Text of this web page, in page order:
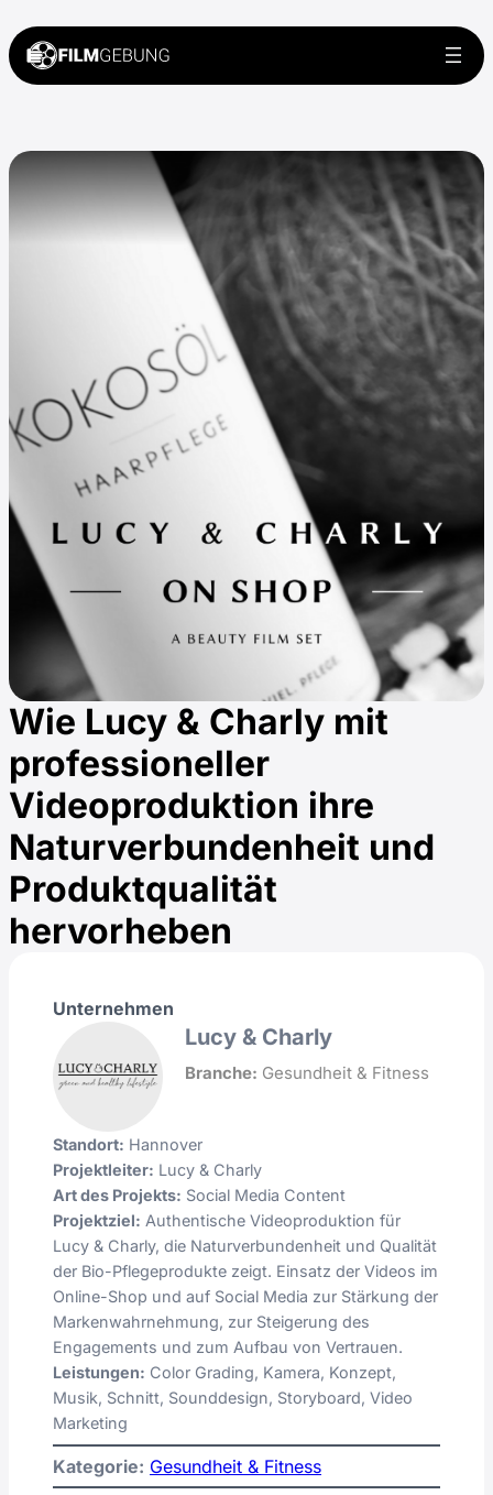
Wie Lucy & Charly mit
professioneller
Videoproduktion ihre
Naturverbundenheit und
Produktqualität
hervorheben
Unternehmen
Lucy & Charly
Branche: Gesundheit & Fitness
Standort: Hannover
Projektleiter: Lucy & Charly
Art des Projekts: Social Media Content
Projektziel: Authentische Videoproduktion für
Lucy & Charly, die Naturverbundenheit und Qualität
der Bio-Pflegeprodukte zeigt. Einsatz der Videos im
Online-Shop und auf Social Media zur Stärkung der
Markenwahrnehmung, zur Steigerung des
Engagements und zum Aufbau von Vertrauen.
Leistungen: Color Grading, Kamera, Konzept,
Musik, Schnitt, Sounddesign, Storyboard, Video
Marketing
Kategorie: Gesundheit & Fitness